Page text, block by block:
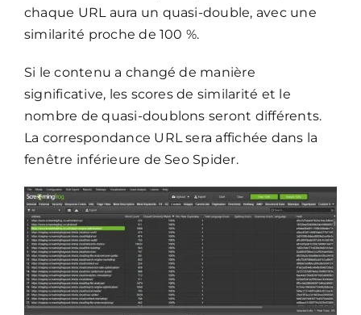
chaque URL aura un quasi-double, avec une
similarité proche de 100 %.
Si le contenu a changé de manière
significative, les scores de similarité et le
nombre de quasi-doublons seront différents.
La correspondance URL sera affichée dans la
fenêtre inférieure de Seo Spider.